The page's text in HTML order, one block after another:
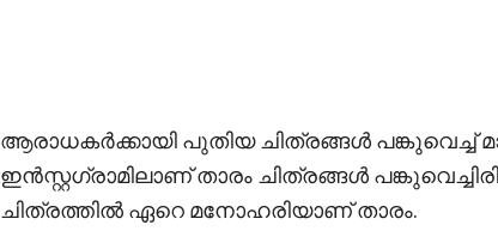
ആരാധകര്‍ക്കായി പുതിയ ചിത്രങ്ങള്‍ പങ്കുവെച്ച്
ഇന്‍സ്റ്റഗ്രാമിലാണ് താരം ചിത്രങ്ങള്‍
ചിത്രത്തില്‍ ഏറെ മനോഹരിയാണ് താരം.